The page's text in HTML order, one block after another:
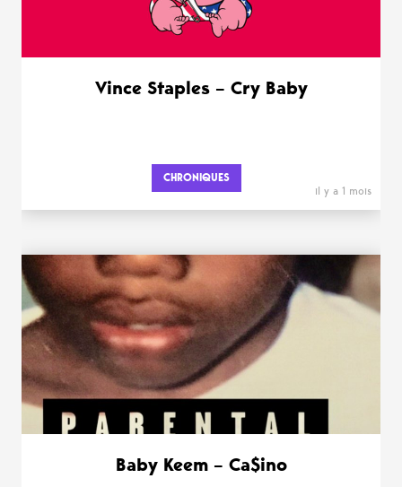
Vince Staples – Cry Baby
CHRONIQUES
il y a 1 mois
Baby Keem – Ca$ino